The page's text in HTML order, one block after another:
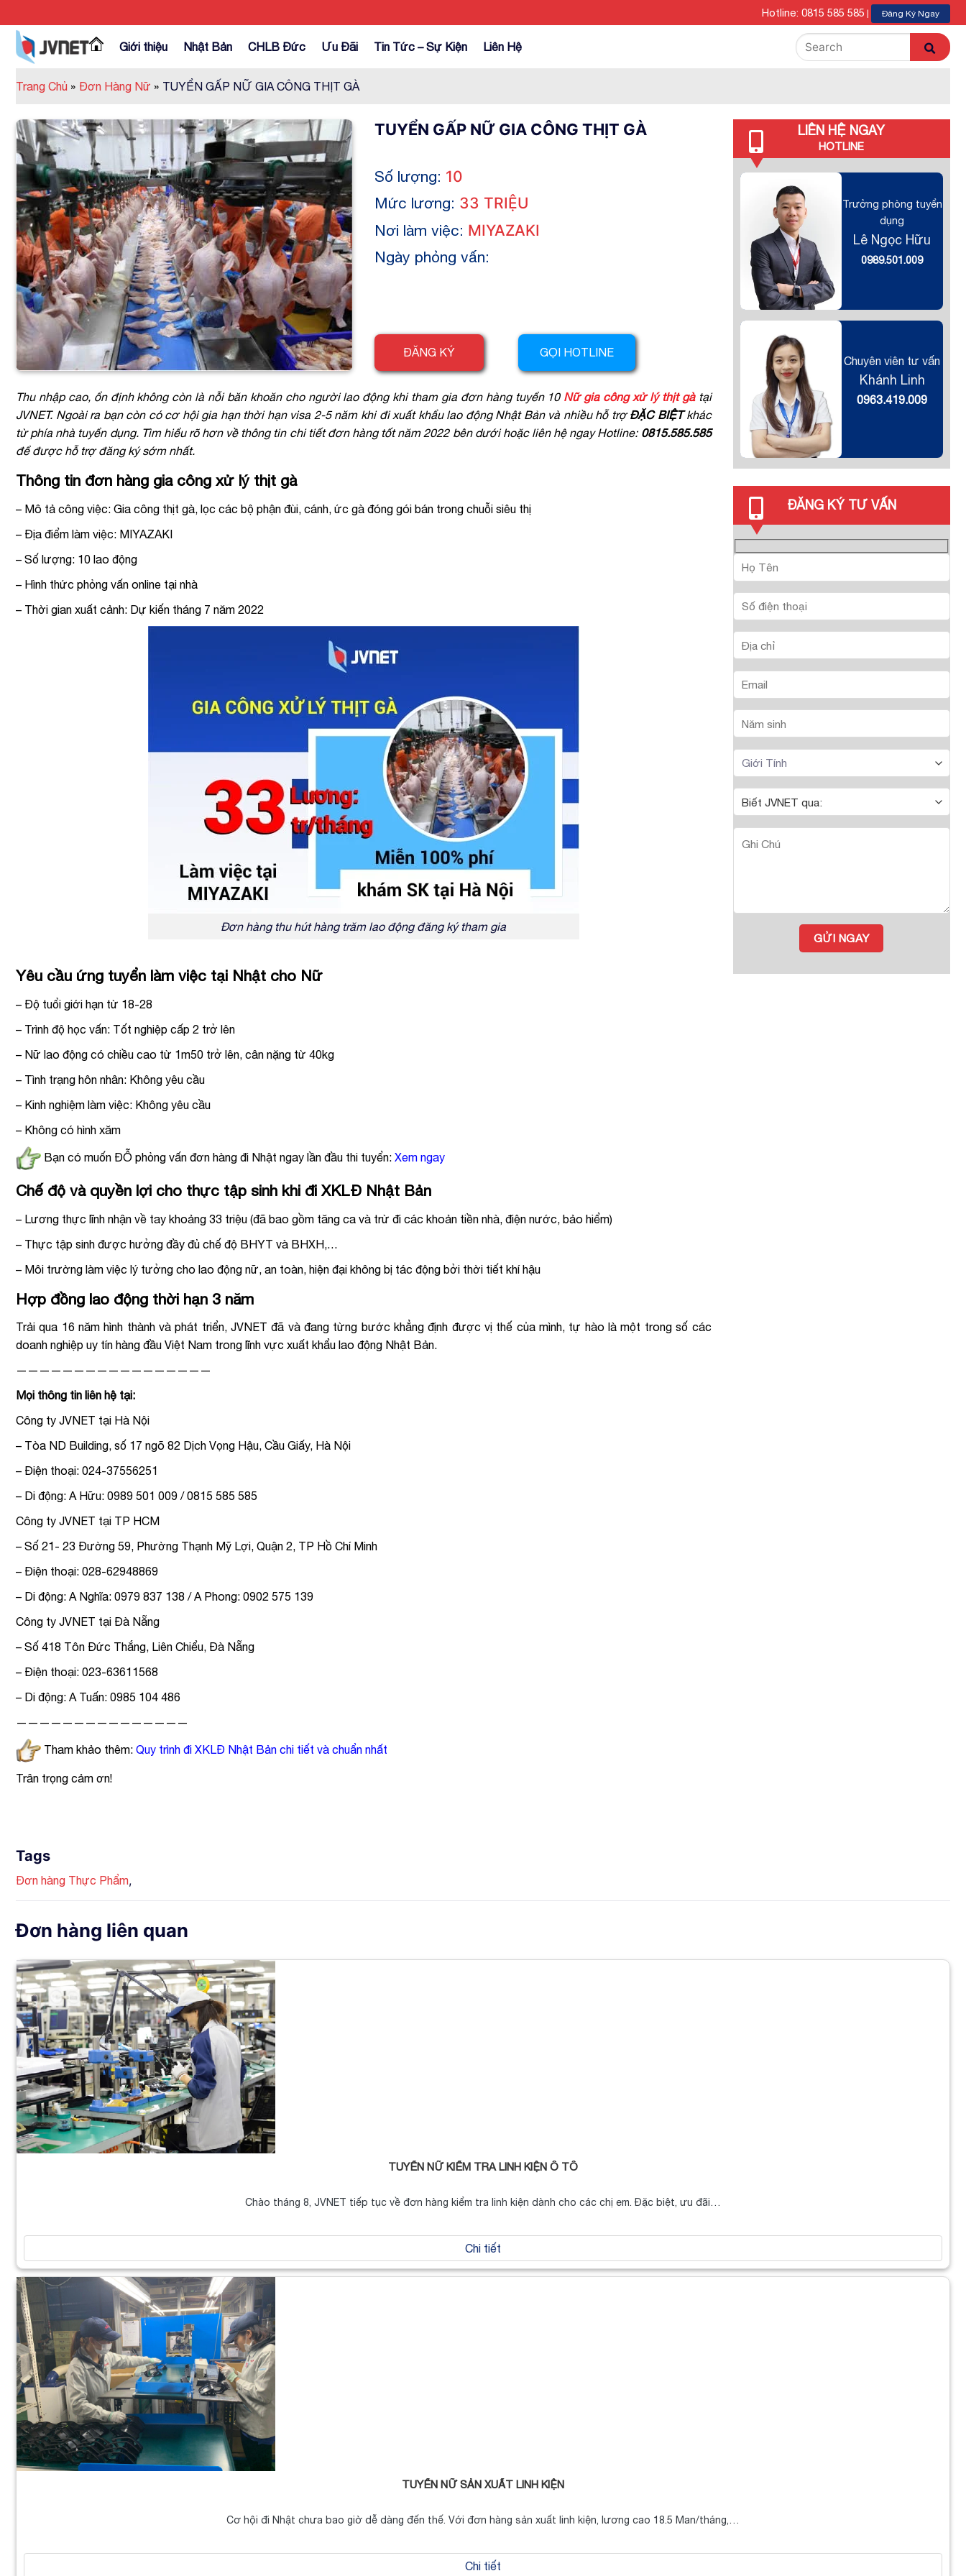
to
content
Hotline: 0815 585 585 Đăng Ký Ngay
Giới thiệu Nhật Bản CHLB Đức Ưu Đãi Tin Tức – Sự Kiện Liên Hệ
Trang Chủ » Đơn Hàng Nữ » TUYỂN GẤP NỮ GIA CÔNG THỊT GÀ
TUYỂN GẤP NỮ GIA CÔNG THỊT GÀ
Số lượng: 10
Mức lương: 33 TRIỆU
Nơi làm việc: MIYAZAKI
Ngày phỏng vấn:
ĐĂNG KÝ GỌI HOTLINE
Thu nhập cao, ổn định không còn là nỗi băn khoăn cho người lao động khi tham gia đơn hàng tuyển 10Nữ gia công xử lý thịt gàtại
JVNET. Ngoài ra bạn còn có cơ hội gia hạn thời hạn visa 2-5 năm khi đi xuất khẩu lao động Nhật Bản và nhiều hỗ trợĐẶC BIỆTkhác
từ phía nhà tuyển dụng. Tìm hiểu rõ hơn về thông tin chi tiết đơn hàng tốt năm 2022 bên dưới hoặc liên hệ ngay Hotline: 0815.585.585
để được hỗ trợ đăng ký sớm nhất.
Thông tin đơn hàng gia công xử lý thịt gà
– Mô tả công việc: Gia công thịt gà, lọc các bộ phận đùi, cánh, ức gà đóng gói bán trong chuỗi siêu thị
– Địa điểm làm việc: MIYAZAKI
– Số lượng: 10 lao động
– Hình thức phỏng vấn online tại nhà
– Thời gian xuất cảnh: Dự kiến tháng 7 năm 2022
Đơn hàng thu hút hàng trăm lao động đăng ký tham gia
Yêu cầu ứng tuyển làm việc tại Nhật cho Nữ
– Độ tuổi giới hạn từ 18-28
– Trình độ học vấn: Tốt nghiệp cấp 2 trở lên
– Nữ lao động có chiều cao từ 1m50 trở lên, cân nặng từ 40kg
– Tình trạng hôn nhân: Không yêu cầu
– Kinh nghiệm làm việc: Không yêu cầu
– Không có hình xăm
Bạn có muốn ĐỖ phỏng vấn đơn hàng đi Nhật ngay lần đầu thi tuyển: Xem ngay
Chế độ và quyền lợi cho thực tập sinh khi đi XKLĐ Nhật Bản
– Lương thực lĩnh nhận về tay khoảng 33 triệu (đã bao gồm tăng ca và trừ đi các khoản tiền nhà, điện nước, bảo hiểm)
– Thực tập sinh được hưởng đầy đủ chế độ BHYT và BHXH,…
– Môi trường làm việc lý tưởng cho lao động nữ, an toàn, hiện đại không bị tác động bởi thời tiết khí hậu
Hợp đồng lao động thời hạn 3 năm
Trải qua 16 năm hình thành và phát triển, JVNET đã và đang từng bước khẳng định được vị thế của mình, tự hào là một trong số các
doanh nghiệp uy tín hàng đầu Việt Nam trong lĩnh vực xuất khẩu lao động Nhật Bản.
—————————————————
Mọi thông tin liên hệ tại:
Công ty JVNET tại Hà Nội
– Tòa ND Building, số 17 ngõ 82 Dịch Vọng Hậu, Cầu Giấy, Hà Nội
– Điện thoại: 024-37556251
– Di động: A Hữu: 0989 501 009 / 0815 585 585
Công ty JVNET tại TP HCM
– Số 21- 23 Đường 59, Phường Thạnh Mỹ Lợi, Quận 2, TP Hồ Chí Minh
– Điện thoại: 028-62948869
– Di động: A Nghĩa: 0979 837 138 / A Phong: 0902 575 139
Công ty JVNET tại Đà Nẵng
– Số 418 Tôn Đức Thắng, Liên Chiểu, Đà Nẵng
– Điện thoại: 023-63611568
– Di động: A Tuấn: 0985 104 486
———————————————
Tham khảo thêm: Quy trình đi XKLĐ Nhật Bản chi tiết và chuẩn nhất
Trân trọng cảm ơn!
Tags
Đơn hàng Thực Phẩm,
LIÊN HỆ NGAY
HOTLINE
Trưởng phòng tuyển
dụng
Lê Ngọc Hữu
0989.501.009
Chuyên viên tư vấn
Khánh Linh
0963.419.009
ĐĂNG KÝ TƯ VẤN
Đơn hàng liên quan
TUYỂN NỮ KIỂM TRA LINH KIỆN Ô TÔ
Chào tháng 8, JVNET tiếp tục về đơn hàng kiểm tra linh kiện dành cho các chị em. Đặc biệt, ưu đãi…
Chi tiết
TUYỂN NỮ SẢN XUẤT LINH KIỆN
Cơ hội đi Nhật chưa bao giờ dễ dàng đến thế. Với đơn hàng sản xuất linh kiện, lương cao 18.5 Man/tháng,…
Chi tiết